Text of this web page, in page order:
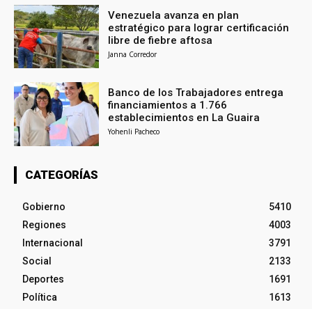
Venezuela avanza en plan
estratégico para lograr certificación
libre de fiebre aftosa
Janna Corredor
Banco de los Trabajadores entrega
financiamientos a 1.766
establecimientos en La Guaira
Yohenli Pacheco
CATEGORÍAS
Gobierno
5410
Regiones
4003
Internacional
3791
Social
2133
Deportes
1691
Política
1613